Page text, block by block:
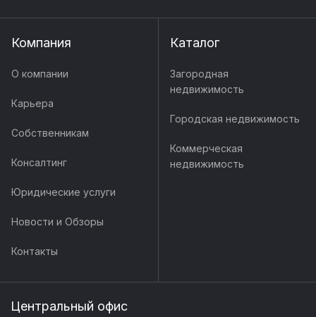
Компания
О компании
Карьера
Собственникам
Консалтинг
Юридические услуги
Новости и Обзоры
Контакты
Каталог
Загородная
недвижимость
Городская недвижимость
Коммерческая
недвижимость
Центральный офис